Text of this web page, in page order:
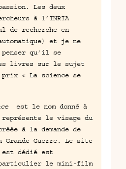
Les deux
à l’INRIA
de recherche en
et je ne
qu’il se
livres sur le sujet
« La science se
est le nom donné à
le visage du
à la demande de
Guerre. Le site
dédié est
particulier le mini-film